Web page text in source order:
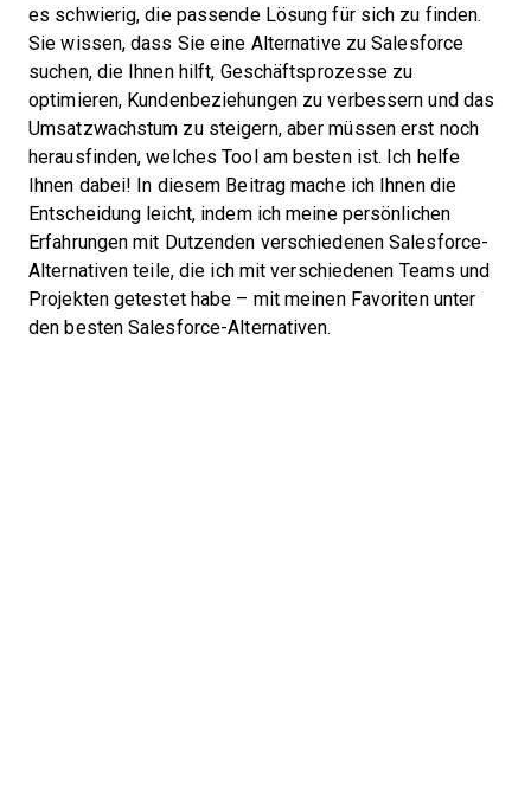
es schwierig, die passende Lösung für sich zu finden.
Sie wissen, dass Sie eine Alternative zu Salesforce
suchen, die Ihnen hilft, Geschäftsprozesse zu
optimieren, Kundenbeziehungen zu verbessern und das
Umsatzwachstum zu steigern, aber müssen erst noch
herausfinden, welches Tool am besten ist. Ich helfe
Ihnen dabei! In diesem Beitrag mache ich Ihnen die
Entscheidung leicht, indem ich meine persönlichen
Erfahrungen mit Dutzenden verschiedenen Salesforce-
Alternativen teile, die ich mit verschiedenen Teams und
Projekten getestet habe – mit meinen Favoriten unter
den besten Salesforce-Alternativen.